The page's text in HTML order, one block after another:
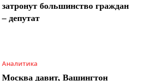
затронут большинство граждан
– депутат
Аналитика
Москва давит, Вашингтон